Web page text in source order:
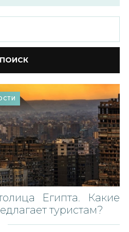
ПОИСК
Египта. Какие
туристам?